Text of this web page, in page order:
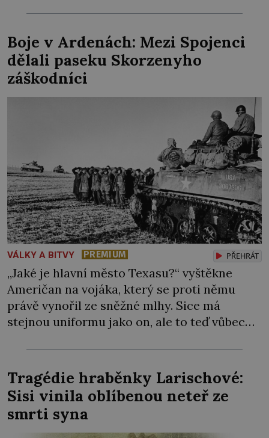
Boje v Ardenách: Mezi Spojenci
dělali paseku Skorzenyho
záškodníci
VÁLKY A BITVY PREMIUM PŘEHRÁT
„Jaké je hlavní město Texasu?“ vyštěkne
Američan na vojáka, který se proti němu
právě vynořil ze sněžné mlhy. Sice má
stejnou uniformu jako on, ale to teď vůbec
Němec?! Jakmile dostane správnou odpověď,
vydechne úlevou. Na podzim 1944
vyčerpané Německo už mele z posledního.
Spojenci prošli Francií až […]
Tragédie hraběnky Larischové:
Sisi vinila oblíbenou neteř ze
smrti syna